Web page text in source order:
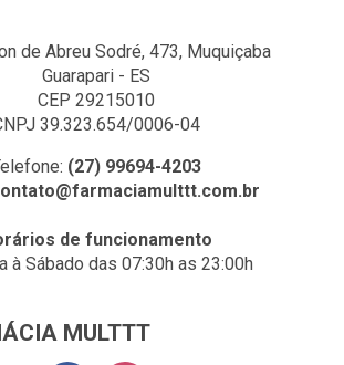
de Abreu Sodré, 473, Muquiçaba
Guarapari - ES
CEP 29215010
39.323.654/0006-04
(27) 99694-4203
de funcionamento
à Sábado das 07:30h as 23:00h
MULTTT